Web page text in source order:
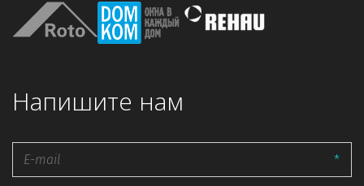
Напишите нам
*